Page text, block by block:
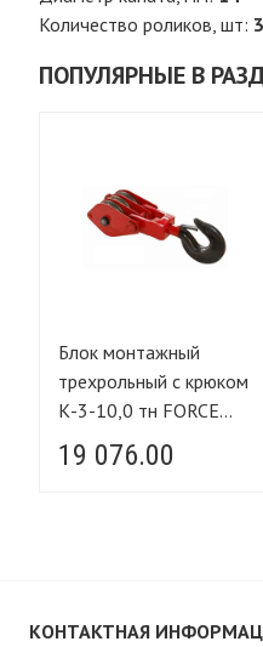
Количество роликов, шт: 3
ПОПУЛЯРНЫЕ В
Блок монтажный
трехрольный с крюком
К-3-10,0 тн FORCE
LIFTING
19 076.00
КОНТАКТНАЯ